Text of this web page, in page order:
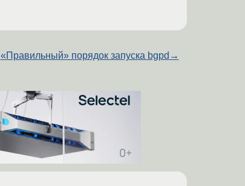
«Правильный» порядок запуска bgpd →